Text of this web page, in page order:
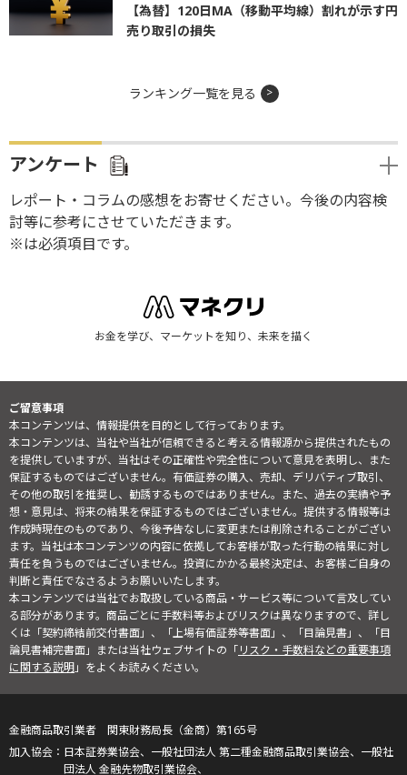
【為替】120日MA（移動平均線）割れが示す円
売り取引の損失
ランキング一覧を見る
アンケート
レポート・コラムの感想をお寄せください。今後の内容検
討等に参考にさせていただきます。
※は必須項目です。
お金を学び、マーケットを知り、未来を描く
ご留意事項
本コンテンツは、情報提供を目的として行っております。
本コンテンツは、当社や当社が信頼できると考える情報源から提供されたもの
を提供していますが、当社はその正確性や完全性について意見を表明し、また
保証するものではございません。有価証券の購入、売却、デリバティブ取引、
その他の取引を推奨し、勧誘するものではありません。また、過去の実績や予
想・意見は、将来の結果を保証するものではございません。提供する情報等は
作成時現在のものであり、今後予告なしに変更または削除されることがござい
ます。当社は本コンテンツの内容に依拠してお客様が取った行動の結果に対し
責任を負うものではございません。投資にかかる最終決定は、お客様ご自身の
判断と責任でなさるようお願いいたします。
本コンテンツでは当社でお取扱している商品・サービス等について言及してい
る部分があります。商品ごとに手数料等およびリスクは異なりますので、詳し
くは「契約締結前交付書面」、「上場有価証券等書面」、「目論見書」、「目
論見書補完書面」または当社ウェブサイトの「リスク・手数料などの重要事項
に関する説明」をよくお読みください。
金融商品取引業者 関東財務局長（金商）第165号
日本証券業協会、一般社団法人 第二種金融商品取引業協会、一般社
団法人 金融先物取引業協会、